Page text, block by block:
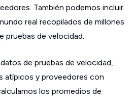
También podemos incluir
real recopilados de millones
pruebas de velocidad.
de pruebas de velocidad,
atípicos y proveedores con
los promedios de